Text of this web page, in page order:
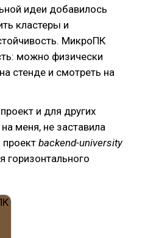
идеи добавилось
кластеры и
МикроПК
можно физически
стенде и смотреть на
и для других
меня, не заставила
backend-university
горизонтального